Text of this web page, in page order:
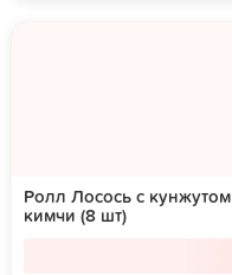
Ролл Лосось с кунжутом
кимчи (8 шт)